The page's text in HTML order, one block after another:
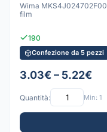
Wima
film
190
Confezione da 5 pezzi
3.03€ – 5.22€
Quantità: Min: 1